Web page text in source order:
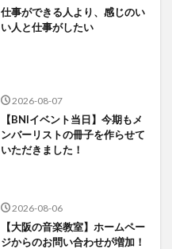
仕事ができる人より、感じのい
い人と仕事がしたい
2026-08-07
【BNIイベント当日】今期もメ
ンバーリストの冊子を作らせて
いただきました！
2026-08-06
【大阪の音楽教室】ホームペー
ジからのお問い合わせが増加！